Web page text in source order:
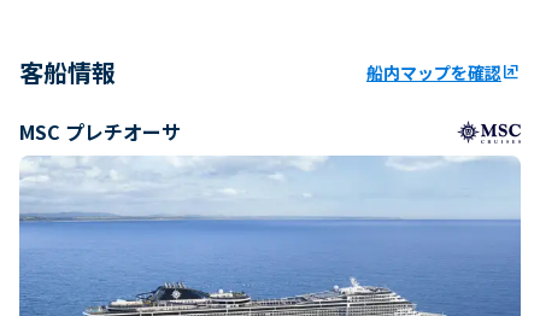
客船情報 船内マップを確認ungroup
MSC プレチオーサ